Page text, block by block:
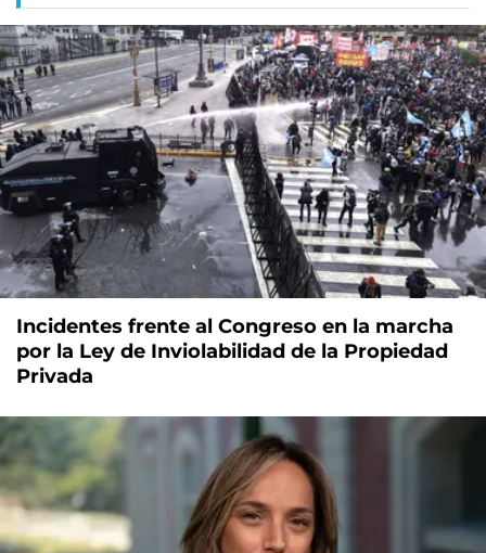
Incidentes frente al Congreso en la marcha
por la Ley de Inviolabilidad de la Propiedad
Privada